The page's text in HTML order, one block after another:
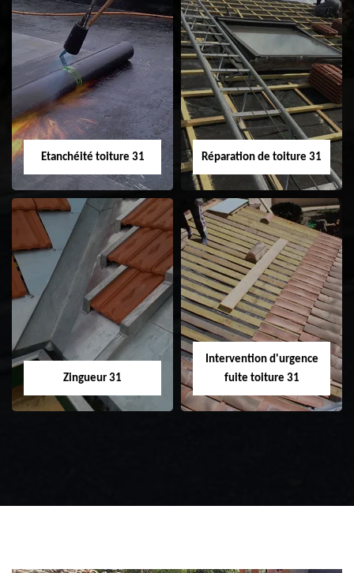
Peinture sur tuile
31
Nettoyage
demoussage de
toiture 31
Etanchéité toiture 31
Etanchéité toiture
31
Réparation de toiture 31
Réparation de
toiture 31
Zingueur 31
Intervention d'urgence
fuite toiture 31